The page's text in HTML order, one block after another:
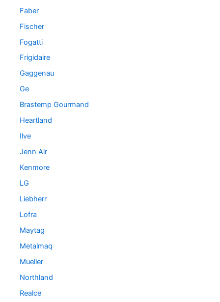
Faber
Fischer
Fogatti
Frigidaire
Gaggenau
Ge
Brastemp Gourmand
Heartland
Ilve
Jenn Air
Kenmore
LG
Liebherr
Lofra
Maytag
Metalmaq
Mueller
Northland
Realce